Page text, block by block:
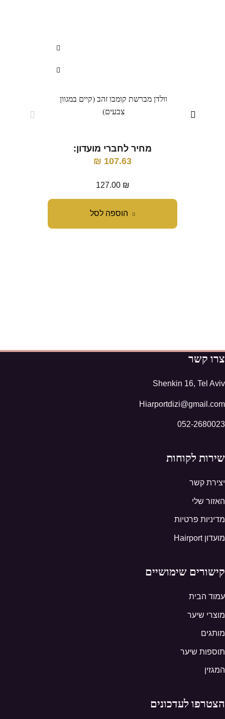
הוספה לסל
וולדן מברשת קומבו זהב (קיים במגוון
צבעים)
מחיר לחברי מועדון:
107.63
₪
127.00 ₪
צרו קשר
Shenkin 16, Tel Aviv
Hiarportdizi@gmail.com
052-2680023
שירות לקוחות
יצירת קשר
האזור שלי
מדיניות פרטיות
מועדון Hairport
קישורים שימושיים
עמוד הבית
מוצרי שיער
מותגים
תוספות שיער
המגזין
הצטרפו לעדכונים